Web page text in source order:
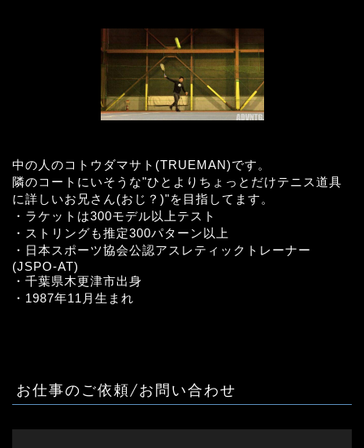
中の人のコトウダマサト(TRUEMAN)です。
隣のコートにいそうな"ひとよりちょっとだけテニス道具
に詳しいお兄さん(おじ？)"を目指してます。
・ラケットは300モデル以上テスト
・ストリングも推定300パターン以上
・日本スポーツ協会公認アスレティックトレーナー
(JSPO-AT)
・千葉県木更津市出身
・1987年11月生まれ
お仕事のご依頼/お問い合わせ